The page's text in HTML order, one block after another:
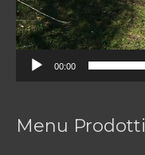
00:00
Menu Prodotti